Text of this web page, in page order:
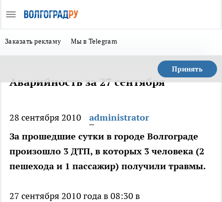
Заказать рекламу Мы в Telegram
Принять
Аварийность за 27 сентября
28 сентября 2010
administrator
За прошедшие сутки в городе Волгограде
произошло 3 ДТП, в которых 3 человека (2
пешехода и 1 пассажир) получили травмы.
27 сентября 2010 года в 08:30 в